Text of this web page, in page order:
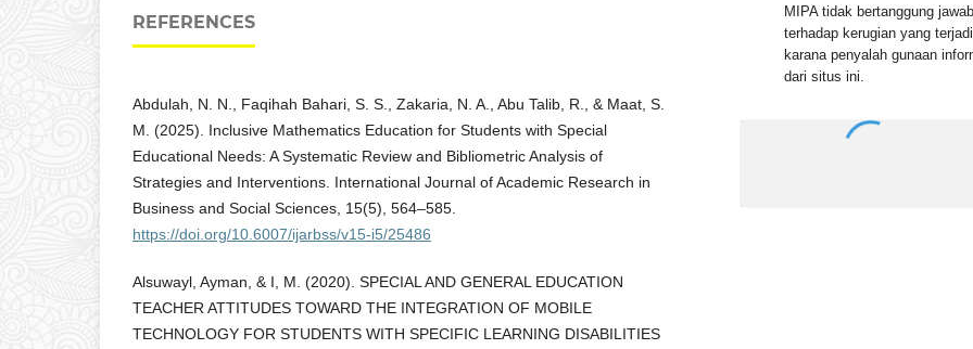
REFERENCES
Abdulah, N. N., Faqihah Bahari, S. S., Zakaria, N. A., Abu Talib, R., & Maat, S.
M. (2025). Inclusive Mathematics Education for Students with Special
Educational Needs: A Systematic Review and Bibliometric Analysis of
Strategies and Interventions. International Journal of Academic Research in
Business and Social Sciences, 15(5), 564–585.
https://doi.org/10.6007/ijarbss/v15-i5/25486
Alsuwayl, Ayman, & I, M. (2020). SPECIAL AND GENERAL EDUCATION
TEACHER ATTITUDES TOWARD THE INTEGRATION OF MOBILE
TECHNOLOGY FOR STUDENTS WITH SPECIFIC LEARNING DISABILITIES
MIPA tidak bertanggung jawab
terhadap kerugian yang terjadi
karana penyalah gunaan
dari situs ini.